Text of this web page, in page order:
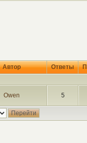
Автор Ответы
Owen 5